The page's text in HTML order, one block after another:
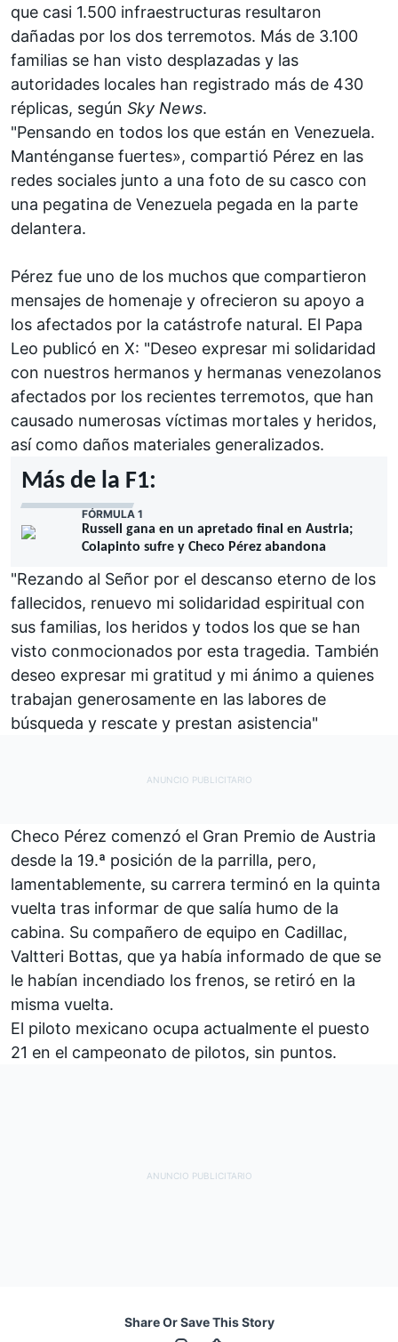
que casi 1.500 infraestructuras resultaron
dañadas por los dos terremotos. Más de 3.100
familias se han visto desplazadas y las
autoridades locales han registrado más de 430
réplicas, según Sky News.
"Pensando en todos los que están en Venezuela.
Manténganse fuertes», compartió Pérez en las
redes sociales junto a una foto de su casco con
una pegatina de Venezuela pegada en la parte
delantera.
Pérez fue uno de los muchos que compartieron
mensajes de homenaje y ofrecieron su apoyo a
los afectados por la catástrofe natural. El Papa
Leo publicó en X: "Deseo expresar mi solidaridad
con nuestros hermanos y hermanas venezolanos
afectados por los recientes terremotos, que han
causado numerosas víctimas mortales y heridos,
así como daños materiales generalizados.
Más de la F1:
FÓRMULA 1
Russell gana en un apretado final en Austria;
Colapinto sufre y Checo Pérez abandona
"Rezando al Señor por el descanso eterno de los
fallecidos, renuevo mi solidaridad espiritual con
sus familias, los heridos y todos los que se han
visto conmocionados por esta tragedia. También
deseo expresar mi gratitud y mi ánimo a quienes
trabajan generosamente en las labores de
búsqueda y rescate y prestan asistencia"
Checo Pérez comenzó el Gran Premio de Austria
desde la 19.ª posición de la parrilla, pero,
lamentablemente, su carrera terminó en la quinta
vuelta tras informar de que salía humo de la
cabina. Su compañero de equipo en Cadillac,
Valtteri Bottas, que ya había informado de que se
le habían incendiado los frenos, se retiró en la
misma vuelta.
El piloto mexicano ocupa actualmente el puesto
21 en el campeonato de pilotos, sin puntos.
Share Or Save This Story